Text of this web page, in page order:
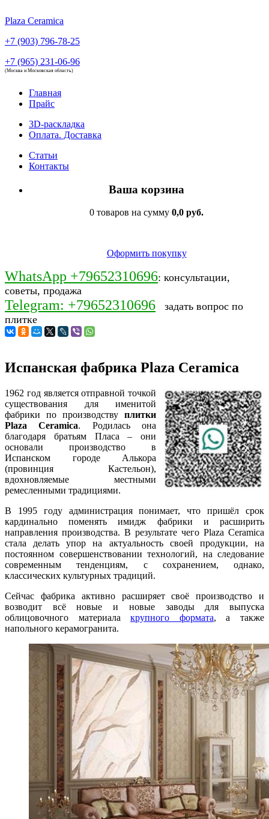
Plaza Ceramica
+7 (903) 796-78-25
+7 (965) 231-06-96
(Москва и Московская область)
Главная
Прайс
3D-раскладка
Оплата. Доставка
Статьи
Контакты
Ваша корзина
0 товаров на сумму 0,0 руб.
Оформить покупку
WhatsApp +79652310696: консультации,
советы, продажа
Telegram: +79652310696
задать вопрос по
плитке
Испанская фабрика Plaza Ceramica
1962 год является отправной точкой
существования для именитой
фабрики по производству плитки
Plaza Ceramica. Родилась она
благодаря братьям Пласа – они
основали производство в
Испанском городе Алькора
(провинция Кастельон),
вдохновляемые местными
ремесленными традициями.
В 1995 году администрация понимает, что пришёл срок
кардинально поменять имидж фабрики и расширить
направления производства. В результате чего Plaza Ceramica
стала делать упор на актуальность своей продукции, на
постоянном совершенствовании технологий, на следование
современным тенденциям, с сохранением, однако,
классических культурных традиций.
Сейчас фабрика активно расширяет своё производство и
возводит всё новые и новые заводы для выпуска
облицовочного материалакрупного формата, а также
напольного керамогранита.